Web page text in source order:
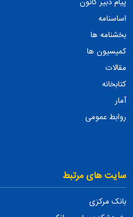
اساسنامه
بخشنامه ها
کمیسیون ها
مقالات
کتابخانه
آمار
روابط عمومی
سایت های مرتبط
بانک مرکزی